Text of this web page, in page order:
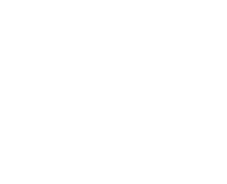
územním plánování, ve